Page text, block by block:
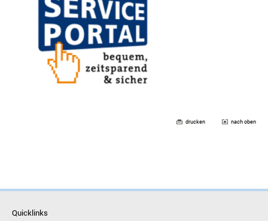
drucken nach oben
Quicklinks